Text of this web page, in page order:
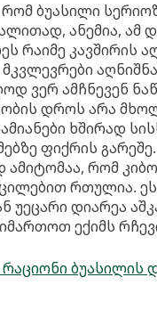
რომ ბუასილი
ანემია, ამ
რაიმე კავშირის
მკვლევრები
ვერ ამჩნევენ
დროს არა
ხშირად
ფიქრის
რომ
რთულია. ეს
უეცარი დიარეა
ექიმს